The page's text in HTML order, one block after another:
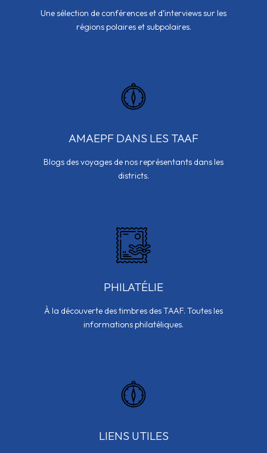
Une sélection de conférences et d’interviews sur les
régions polaires et subpolaires.
AMAEPF DANS LES TAAF
Blogs des voyages de nos représentants dans les
districts.
PHILATÉLIE
À la découverte des timbres des TAAF. Toutes les
informations philatéliques.
LIENS UTILES